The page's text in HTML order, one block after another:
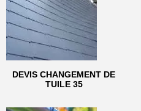
DEVIS CHANGEMENT DE
TUILE 35